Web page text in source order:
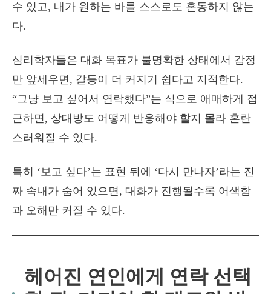
수 있고, 내가 원하는 바를 스스로도 혼동하지 않는
다.
심리학자들은 대화 목표가 불명확한 상태에서 감정
만 앞세우면, 갈등이 더 커지기 쉽다고 지적한다.
“그냥 보고 싶어서 연락했다”는 식으로 애매하게 접
근하면, 상대방도 어떻게 반응해야 할지 몰라 혼란
스러워질 수 있다.
특히 ‘보고 싶다’는 표현 뒤에 ‘다시 만나자’라는 진
짜 속내가 숨어 있으면, 대화가 진행될수록 어색함
과 오해만 커질 수 있다.
헤어진 연인에게 연락 선택